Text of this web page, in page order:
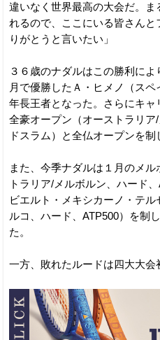
違いなく世界最高の大会だ。ま
れるので、ここにいる皆さん
りがとうと言いたい」
３６歳のナダルはこの勝利に
月で優勝したＡ・ヒメノ（ス
年長王者となった。さらにキ
全豪オープン（オーストラリ
ドスラム）と全仏オープンを制
また、今季ナダルは１月のメ
トラリア/メルボルン、ハード
ビエルト・メキシカーノ・テ
ルコ、ハード、ATP500）を制
た。
一方、敗れたルードは四大大会